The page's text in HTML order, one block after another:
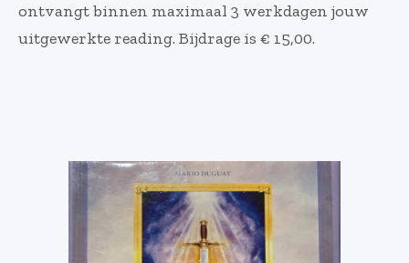
ontvangt binnen maximaal 3 werkdagen jouw
uitgewerkte reading. Bijdrage is € 15,00.